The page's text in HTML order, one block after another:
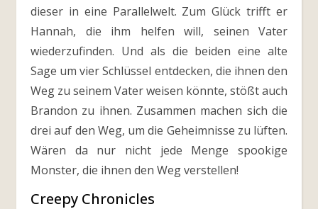
dieser in eine Parallelwelt. Zum Glück trifft er
Hannah, die ihm helfen will, seinen Vater
wiederzufinden. Und als die beiden eine alte
Sage um vier Schlüssel entdecken, die ihnen den
Weg zu seinem Vater weisen könnte, stößt auch
Brandon zu ihnen. Zusammen machen sich die
drei auf den Weg, um die Geheimnisse zu lüften.
Wären da nur nicht jede Menge spookige
Monster, die ihnen den Weg verstellen!
Creepy Chronicles